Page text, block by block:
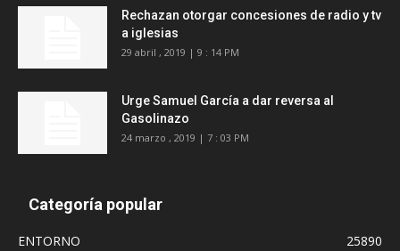
Rechazan otorgar concesiones de radio y tv
a iglesias
29 abril , 2019 | 9 : 14 PM
Urge Samuel García a dar reversa al
Gasolinazo
24 marzo , 2019 | 7 : 03 PM
Categoría popular
ENTORNO
25890